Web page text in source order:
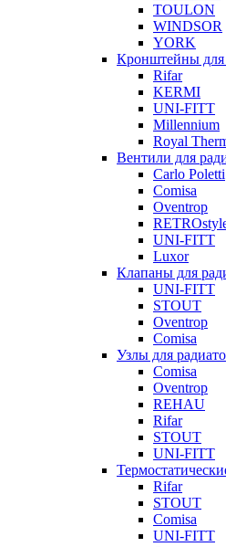
TOULON
WINDSOR
YORK
Кронштейны для
Rifar
KERMI
UNI-FITT
Millennium
Royal
Вентили для
Carlo Poletti
Comisa
Oventrop
UNI-FITT
Luxor
Клапаны для
UNI-FITT
STOUT
Oventrop
Comisa
Узлы для
Comisa
Oventrop
REHAU
Rifar
STOUT
UNI-FITT
Rifar
STOUT
Comisa
UNI-FITT